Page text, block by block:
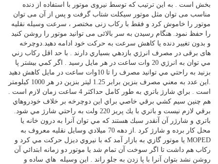
بخش است . به اين ترتيب كه توسط نيروی موتور با استفاده از دنده
مناسب می توان مثل موتور سيكلت شتاب گرفت و پس از آن می توان
موتور را خاموش كرد و فقط با ركاب زنی مختصر ، سرعت وسيله نقليه
را حفظ نمود. هنگام رسيدن به سر بالائی می توانيد موتور را روشن كنيد
و بدون تغيير دنده يا كاهش سرعت به حركت خود ادامه دهيد.دوچرخه
های برقی در مصرف انرژي بازدهي بسياري دارند . با حد اقل ركاب زني
مي توان به انرژي 20 وات ساعت در هر مايل رسيد . اگر كمي بيشتر پا
بزنيد به راحتي مي توانيد مصرف را تا 10وات ساعت در مايل كاهش دهيد
.اين عدد به معني مصرف بنزين برابر 1.25 ليتر بنزين در هر 1000 كيلومتر
است . براي شارژ باتري به طور كامل حداكثر 4 ساعت زمان لازم است .
هم چنين سيم كشي برقي خاصي براي اين دوچرخه بر خلاف خودروهاي
برقي لازم نيست و باتري با يك پريز 220 ولت به راحتي شارژ مي شود.
باتري و شارژر آن آنقدر سبك هستند كه مي توان آنرا به درون خانه يا
محل كار برده و شارژ كرد .از دهه 70 ميلادي وسايل نقليه معروف به
MOPED يا موتور گازي به بازار آمد كه با نيروي ديزل حركت مي كرد و
ركاب هم داشت تا اگر سوخت آن تمام شد يا موتور دو زمانه ابتدائي آن
روشن نشد بتوان آنرا با پا زدن به جلو راند . اين وسيله هاي ساده و